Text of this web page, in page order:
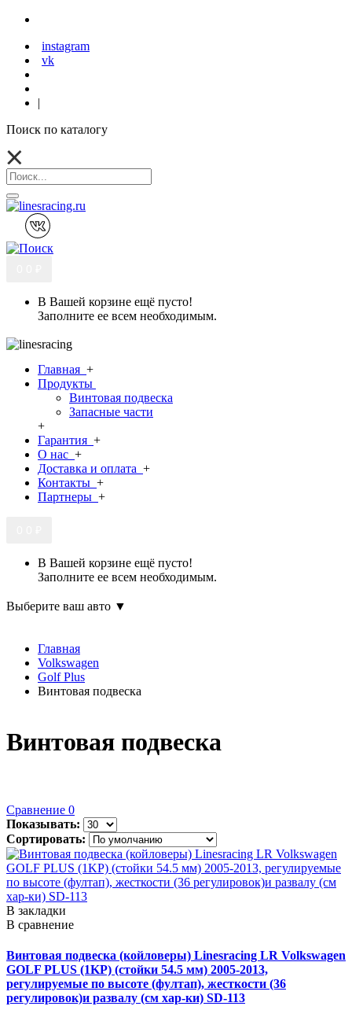
instagram
vk
|
Поиск по каталогу
В Вашей корзине ещё пусто!
Заполните ее всем необходимым.
Главная +
Продукты
Винтовая подвеска
Запасные части
+
Гарантия +
О нас +
Доставка и оплата +
Контакты +
Партнеры +
В Вашей корзине ещё пусто!
Заполните ее всем необходимым.
Выберите ваш авто ▼
Главная
Volkswagen
Golf Plus
Винтовая подвеска
Винтовая подвеска
Сравнение 0
Показывать:
Сортировать:
В закладки
В сравнение
Винтовая подвеска (койловеры) Linesracing LR Volkswagen
GOLF PLUS (1KP) (стойки 54.5 мм) 2005-2013,
регулируемые по высоте (фултап), жесткости (36
регулировок)и развалу (см хар-ки) SD-113